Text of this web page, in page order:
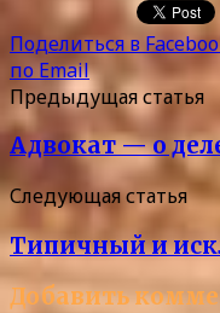
Поделиться в
по Email
Предыдущая статья
Адвокат — о
Следующая статья
Типичный и
Добавить